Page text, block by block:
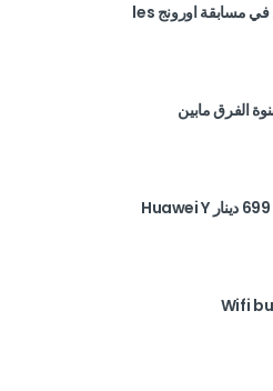
POEST الرابحين في مسابقة اورونج les
تاليفون تحفون ب 699 دينار Huawei Y